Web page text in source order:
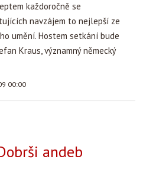
každoročně se
navzájem to nejlepší ze
umění. Hostem setkání bude
Kraus, významný německý
00:00
andeb